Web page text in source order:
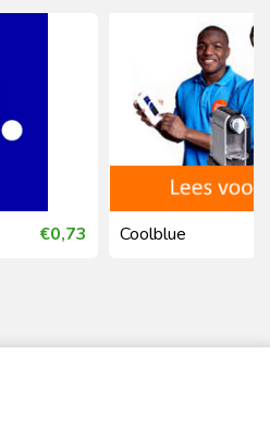
€0,73 Coolblue